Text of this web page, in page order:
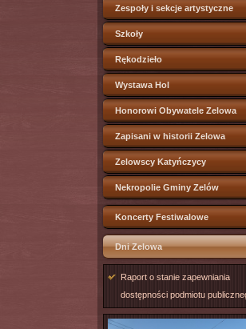
Zespoły i sekcje artystyczne
Szkoły
Rękodzieło
Wystawa Hol
Honorowi Obywatele Zelowa
Zapisani w historii Zelowa
Zelowscy Katyńczycy
Nekropolie Gminy Zelów
Koncerty Festiwalowe
Dni Zelowa
Raport o stanie zapewniania
dostępności podmiotu